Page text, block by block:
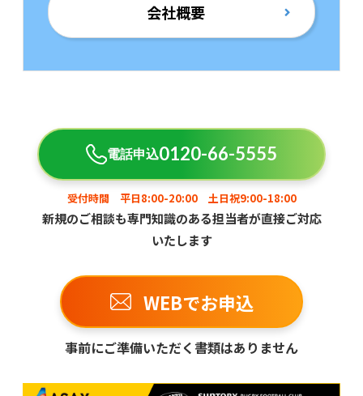
会社概要
電話申込0120-66-5555
受付時間 平日8:00-20:00 土日祝9:00-18:00
新規のご相談も専門知識のある担当者が直接ご対応
いたします
WEBでお申込
事前にご準備いただく書類はありません